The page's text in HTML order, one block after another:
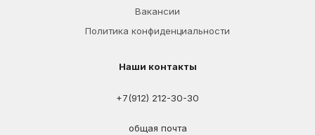
Вакансии
Политика конфиденциальности
Наши контакты
+7(912) 212-30-30
общая почта